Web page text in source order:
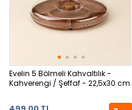
Evelin 5 Bölmeli Kahvaltılık -
Kahverengi / Şeffaf - 22,5x30 cm